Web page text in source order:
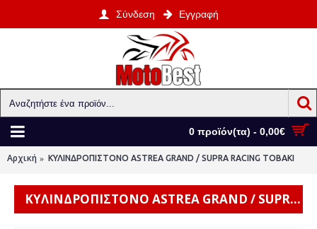
Σύνδεση Εγγραφή
0 προϊόν(τα) - 0,00€
Αρχική ΚΥΛΙΝΔΡΟΠΙΣΤΟΝΟ ASTREA GRAND / SUPRA RACING TOBAKI
ΚΥΛΙΝΔΡΟΠΙΣΤΟΝΟ ASTREA GRAND / SUPRA RACING TOBAKI